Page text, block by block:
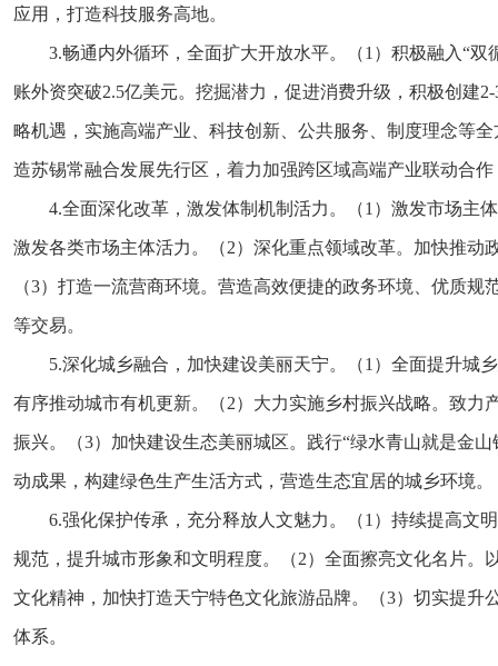
应用，打造科技服务高地。
3.畅通内外循环，全面扩大开放水平。（1）积极融入“
账外资突破2.5亿美元。挖掘潜力，促进消费升级，积极创建
略机遇，实施高端产业、科技创新、公共服务、制度理念等
造苏锡常融合发展先行区，着力加强跨区域高端产业联动合
4.全面深化改革，激发体制机制活力。（1）激发市场主
激发各类市场主体活力。（2）深化重点领域改革。加快推
（3）打造一流营商环境。营造高效便捷的政务环境、优质
等交易。
5.深化城乡融合，加快建设美丽天宁。（1）全面提升城
有序推动城市有机更新。（2）大力实施乡村振兴战略。致
振兴。（3）加快建设生态美丽城区。践行“绿水青山就是金
动成果，构建绿色生产生活方式，营造生态宜居的城乡环境。
6.强化保护传承，充分释放人文魅力。（1）持续提高文
规范，提升城市形象和文明程度。（2）全面擦亮文化名片
文化精神，加快打造天宁特色文化旅游品牌。（3）切实提
体系。